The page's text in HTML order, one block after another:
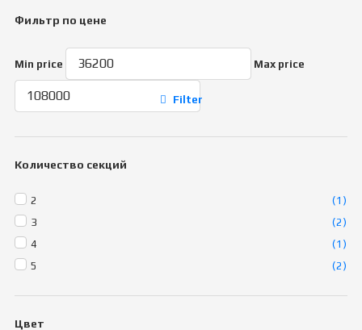
Фильтр по цене
Min price Max price
Filter
Количество секций
2
(1)
3
(2)
4
(1)
5
(2)
Цвет